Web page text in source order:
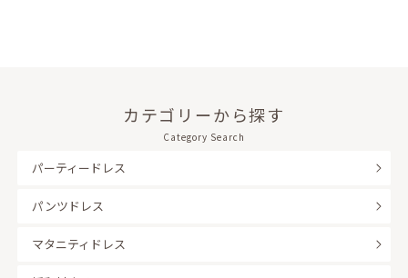
カテゴリーから探す
Category Search
パーティードレス
パンツドレス
マタニティドレス